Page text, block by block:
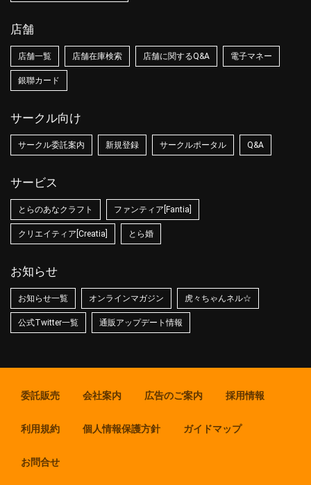
店舗
店舗一覧 店舗在庫検索 店舗に関するQ&A 電子マネー
銀聯カード
サークル向け
サークル委託案内 新規登録 サークルポータル Q&A
サービス
とらのあなクラフト ファンティア[Fantia]
クリエイティア[Creatia] とら婚
お知らせ
お知らせ一覧 オンラインマガジン 虎々ちゃんネル☆
公式Twitter一覧 通販アップデート情報
委託販売 会社案内 広告のご案内 採用情報
利用規約 個人情報保護方針 ガイドマップ
お問合せ